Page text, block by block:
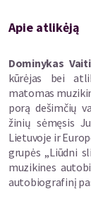
Apie atlikėją
Dominykas
kūrėjas bei
matomas
porą dešimčių
žinių sėmęsis
Lietuvoje ir
grupės „Liūdni
muzikines
autobiografinį